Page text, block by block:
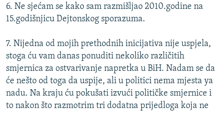
6. Ne sjećam se kako sam razmišljao 2010.godine na
15.godišnjicu Dejtonskog sporazuma.
7. Nijedna od mojih prethodnih inicijativa nije uspjela,
stoga ću vam danas ponuditi nekoliko različitih
smjernica za ostvarivanje napretka u BiH. Nadam se da
će nešto od toga da uspije, ali u politici nema mjesta ya
nadu. Na kraju ću pokušati izvući političke smjernice i
to nakon što razmotrim tri dodatna prijedloga koja ne